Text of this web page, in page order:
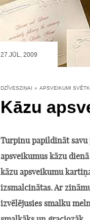
27.JŪL, 2009
DZĪVESZIŅAI » APSVEIKUMI
Kāzu
Turpinu papildināt
apsveikumus kāzu
kāzu apsveikumu
izsmalcinātas. Ar
izvēlējusies smalku